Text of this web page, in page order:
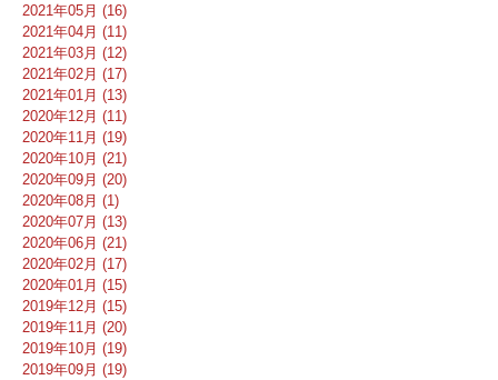
2021年05月 (16)
2021年04月 (11)
2021年03月 (12)
2021年02月 (17)
2021年01月 (13)
2020年12月 (11)
2020年11月 (19)
2020年10月 (21)
2020年09月 (20)
2020年08月 (1)
2020年07月 (13)
2020年06月 (21)
2020年02月 (17)
2020年01月 (15)
2019年12月 (15)
2019年11月 (20)
2019年10月 (19)
2019年09月 (19)